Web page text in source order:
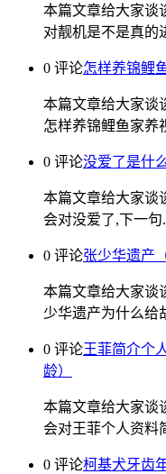
本篇文章给大家谈
对靓机是不是真的
0 评论怎样养锦鲤
本篇文章给大家谈
怎样养锦鲤鱼家养
0 评论没爱了是什
本篇文章给大家谈
会对没爱了,下一句
0 评论张少华遗产
本篇文章给大家谈
少华遗产为什么给
0 评论王菲简介个
龄）
本篇文章给大家谈
会对王菲个人资料
0 评论柯基犬牙齿